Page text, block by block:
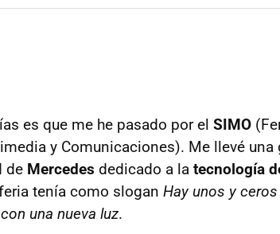
es que me he pasado por el SIMO
y Comunicaciones). Me llevé una
de Mercedes dedicado a la tecnología
tenía como slogan Hay unos y
una nueva luz.